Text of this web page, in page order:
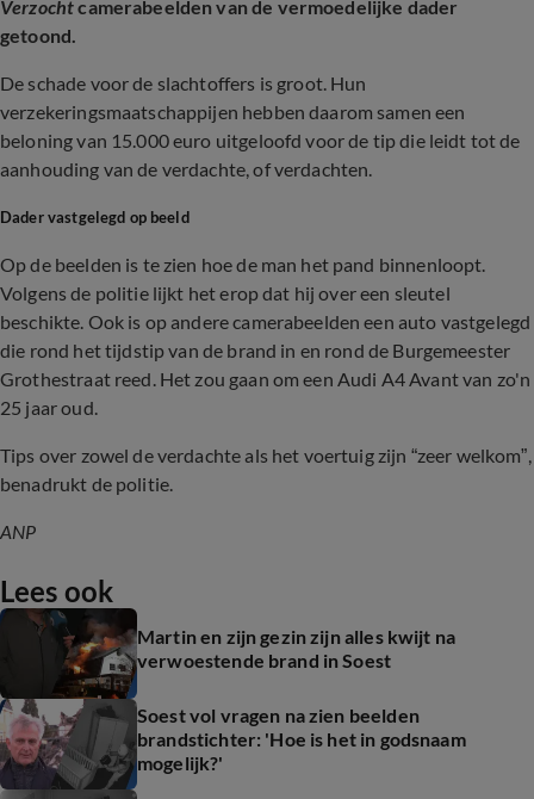
Verzochtcamerabeelden van de vermoedelijke dader
getoond.
De schade voor de slachtoffers is groot. Hun
verzekeringsmaatschappijen hebben daarom samen een
beloning van 15.000 euro uitgeloofd voor de tip die leidt tot de
aanhouding van de verdachte, of verdachten.
Dader vastgelegd op beeld
Op de beelden is te zien hoe de man het pand binnenloopt.
Volgens de politie lijkt het erop dat hij over een sleutel
beschikte. Ook is op andere camerabeelden een auto vastgelegd
die rond het tijdstip van de brand in en rond de Burgemeester
Grothestraat reed. Het zou gaan om een Audi A4 Avant van zo'n
25 jaar oud.
Tips over zowel de verdachte als het voertuig zijn “zeer welkom”,
benadrukt de politie.
ANP
Lees ook
Martin en zijn gezin zijn alles kwijt na
verwoestende brand in Soest
Soest vol vragen na zien beelden
brandstichter: 'Hoe is het in godsnaam
mogelijk?'